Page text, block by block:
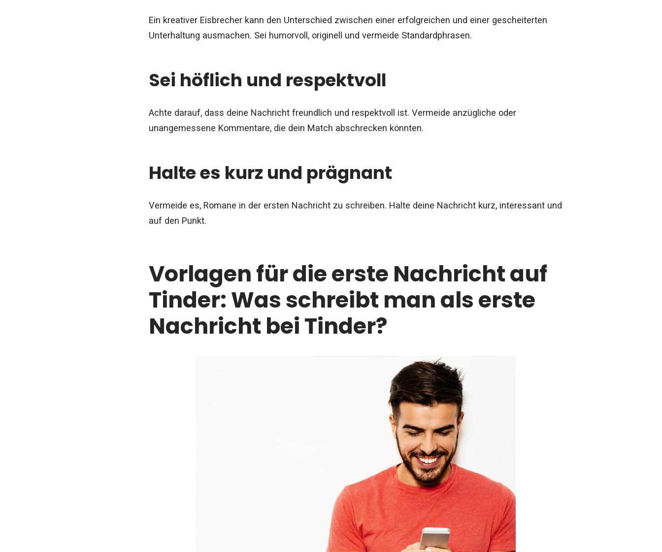
Ein kreativer Eisbrecher kann den Unterschied zwischen einer erfolgreichen und einer gescheiterten
Unterhaltung ausmachen. Sei humorvoll, originell und vermeide Standardphrasen.
Sei höflich und respektvoll
Achte darauf, dass deine Nachricht freundlich und respektvoll ist. Vermeide anzügliche oder
unangemessene Kommentare, die dein Match abschrecken könnten.
Halte es kurz und prägnant
Vermeide es, Romane in der ersten Nachricht zu schreiben. Halte deine Nachricht kurz, interessant und
auf den Punkt.
Vorlagen für die erste Nachricht auf
Tinder: Was schreibt man als erste
Nachricht bei Tinder?